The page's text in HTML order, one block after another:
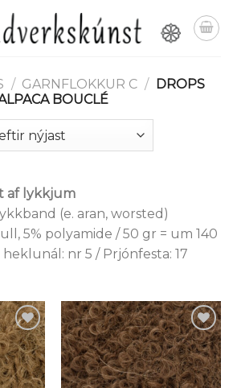
/ GARNFLOKKUR C / DROPS
BOUCLÉ
af lykkjum
(e. aran, worsted)
5% polyamide / 50 gr = um 140
nr 5 / Prjónfesta: 17
Setja á
Setja á
óskalista